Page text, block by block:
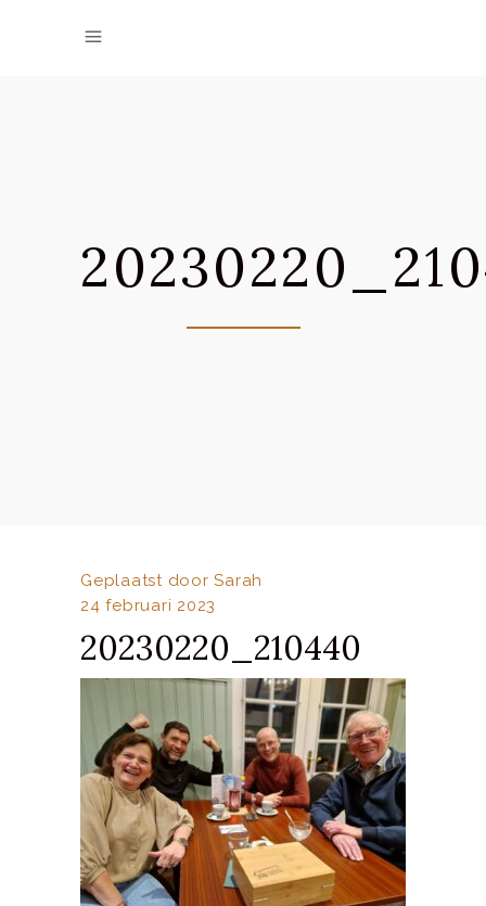
Geplaatst doorSarah
24 februari 2023
20230220_210440